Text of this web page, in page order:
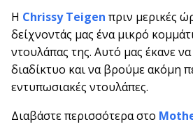
Η Chrissy Teigen πριν μερικές
δείχνοντάς μας ένα μικρό
ντουλάπας της. Αυτό μας έκανε
διαδίκτυο και να βρούμε ακόμη
εντυπωσιακές ντουλάπες.
Διαβάστε περισσότερα στο